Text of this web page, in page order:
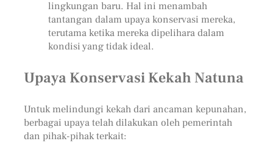
lingkungan baru. Hal ini menambah
tantangan dalam upaya konservasi mereka,
terutama ketika mereka dipelihara dalam
kondisi yang tidak ideal.
Upaya Konservasi Kekah Natuna
Untuk melindungi kekah dari ancaman kepunahan,
berbagai upaya telah dilakukan oleh pemerintah
dan pihak-pihak terkait: